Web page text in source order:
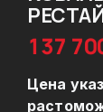
137
Цена